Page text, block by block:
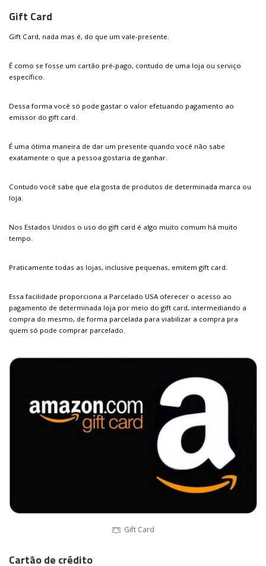
Gift Card
Gift Card, nada mas é, do que um vale-presente.
É como se fosse um cartão pré-pago, contudo de uma loja ou serviço
específico.
Dessa forma você só pode gastar o valor efetuando pagamento ao
emissor do gift card.
É uma ótima maneira de dar um presente quando você não sabe
exatamente o que a pessoa gostaria de ganhar.
Contudo você sabe que ela gosta de produtos de determinada marca ou
loja.
Nos Estados Unidos o uso do gift card é algo muito comum há muito
tempo.
Praticamente todas as lojas, inclusive pequenas, emitem gift card.
Essa facilidade proporciona a Parcelado USA oferecer o acesso ao
pagamento de determinada loja por meio do gift card, intermediando a
compra do mesmo, de forma parcelada para viabilizar a compra pra
quem só pode comprar parcelado.
Gift Card
Cartão de crédito